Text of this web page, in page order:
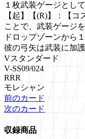
１枚武装ゲージとし
【起】【(R)】：【
ことで、武装ゲージ
ドロップゾーンから
彼の弓矢は武装に加護
Vスタンダード
V-SS09/024
RRR
モレシャン
前のカード
次のカード
収録商品